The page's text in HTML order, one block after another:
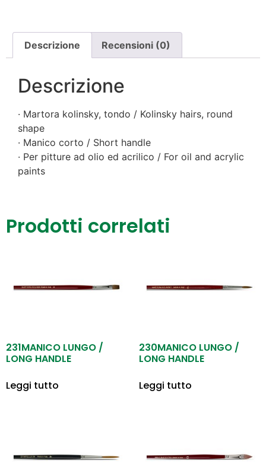
Descrizione Recensioni (0)
Descrizione
· Martora kolinsky, tondo / Kolinsky hairs, round
shape
· Manico corto / Short handle
· Per pitture ad olio ed acrilico / For oil and acrylic
paints
Prodotti correlati
231MANICO LUNGO /
LONG HANDLE
Leggi tutto
230MANICO LUNGO /
LONG HANDLE
Leggi tutto